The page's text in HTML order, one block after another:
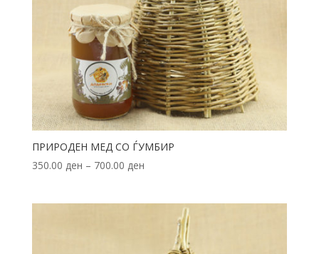
ПРИРОДЕН МЕД СО ЃУМБИР
350.00 ден – 700.00 ден